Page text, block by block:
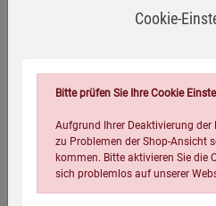
Kombination aus Kunststoff
Spülmittel per Knopfdruck
Kräftige Nylonborsten für
Abtropfständer für sauberes
Cookie-
Bitte prüfen Sie Ihre Cookie
Aufgrund Ihrer Deaktivierung der
zu Problemen der Shop-Ansicht
kommen. Bitte aktivieren Sie die
sich problemlos auf unserer